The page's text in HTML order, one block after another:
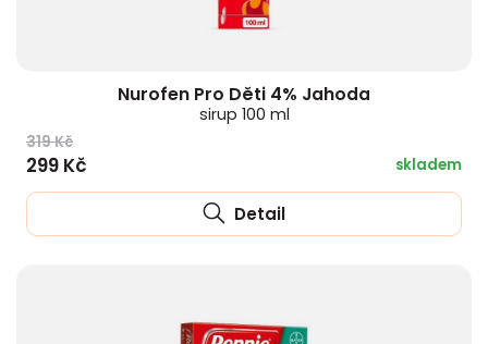
Nurofen Pro Děti 4% Jahoda
sirup 100 ml
319 Kč
299 Kč skladem
Detail